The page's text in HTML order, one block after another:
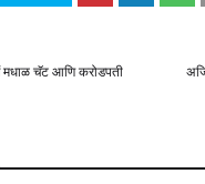
मधाळ चॅट आणि करोडपती